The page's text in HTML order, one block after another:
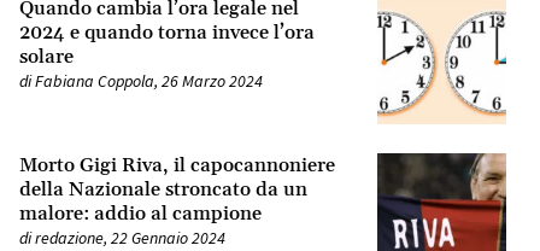
Quando cambia l’ora legale nel
2024 e quando torna invece l’ora
solare
diFabiana Coppola, 26 Marzo 2024
Morto Gigi Riva, il capocannoniere
della Nazionale stroncato da un
malore: addio al campione
diredazione, 22 Gennaio 2024